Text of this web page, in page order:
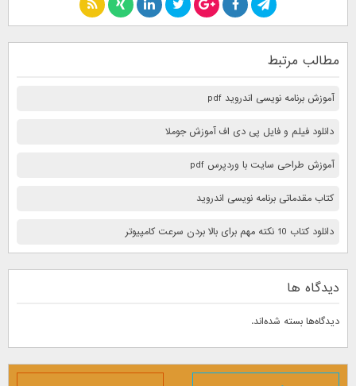
مطالب مرتبط
آموزش برنامه نویسی اندروید pdf
دانلود فیلم و فایل پی دی اف آموزش جوملا
آموزش طراحی سایت با وردپرس pdf
کتاب مقدماتی برنامه نویسی اندروید
دانلود کتاب 10 نكته مهم برای بالا بردن سرعت كامپيوتر
دیدگاه ها
دیدگاه‌ها بسته شده‌اند.